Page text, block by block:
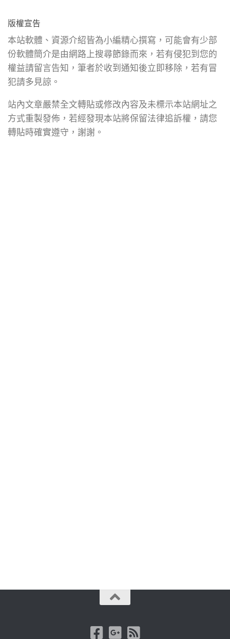
版權宣告
本站軟體、資源介紹皆為小編精心撰寫，可能會有少部
份軟體簡介是由網路上搜尋節錄而來，若有侵犯到您的
權益請留言告知，筆者於收到通知後立即移除，若有冒
犯請多見諒。
站內文章嚴禁全文轉貼或修改內容及未標示本站網址之
方式重製發佈，若經發現本站將保留法律追訴權，請您
轉貼時確實遵守，謝謝。